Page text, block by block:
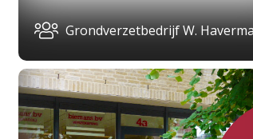
Grondverzetbedrijf W.